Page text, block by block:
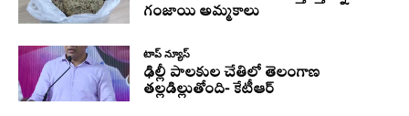
గంజాయి అమ్మకాలు
టాప్ న్యూస్
ఢిల్లీ పాలకుల చేతిలో తెలంగాణ
తల్లడిల్లుతోంది- కేటీఆర్